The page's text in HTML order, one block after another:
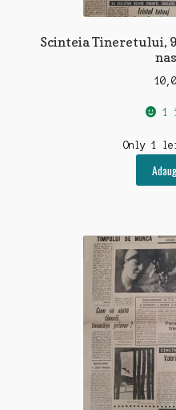
Scinteia Tineretului,
1
Only 1